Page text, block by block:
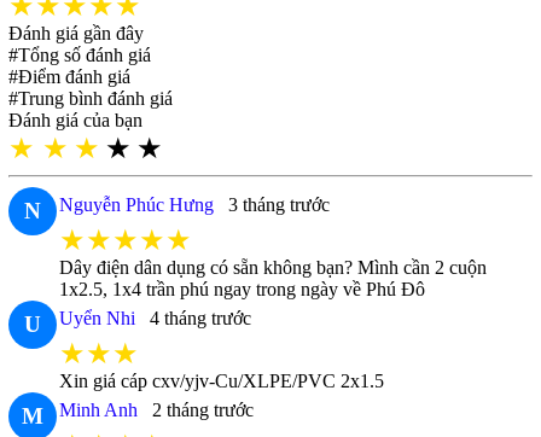
★★★★★
Đánh giá gần đây
#Tổng số đánh giá
#Điểm đánh giá
#Trung bình đánh giá
Đánh giá của bạn
★ ★ ★ ★ ★
N Nguyễn Phúc Hưng 3 tháng trước
★★★★★
Dây điện dân dụng có sẵn không bạn? Mình cần 2 cuộn
1x2.5, 1x4 trần phú ngay trong ngày về Phú Đô
U Uyển Nhi 4 tháng trước
★★★
Xin giá cáp cxv/yjv-Cu/XLPE/PVC 2x1.5
M Minh Anh 2 tháng trước